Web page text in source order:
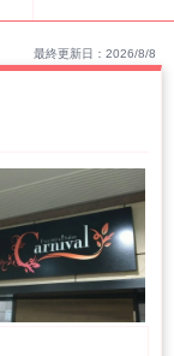
最終更新日：2026/8/8